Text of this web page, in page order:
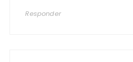
Responder